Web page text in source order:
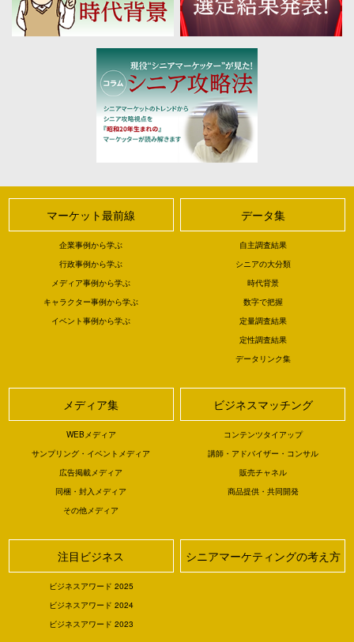
マーケット最前線
企業事例から学ぶ
行政事例から学ぶ
メディア事例から学ぶ
キャラクター事例から学ぶ
イベント事例から学ぶ
データ集
自主調査結果
シニアの大分類
時代背景
数字で把握
定量調査結果
定性調査結果
データリンク集
メディア集
WEBメディア
サンプリング・イベントメディア
広告掲載メディア
同梱・封入メディア
その他メディア
ビジネスマッチング
コンテンツタイアップ
講師・アドバイザー・コンサル
販売チャネル
商品提供・共同開発
注目ビジネス
ビジネスアワード 2025
ビジネスアワード 2024
ビジネスアワード 2023
シニアマーケティングの考え方